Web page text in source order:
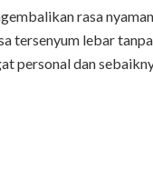
rasa
tersenyum lebar
personal dan